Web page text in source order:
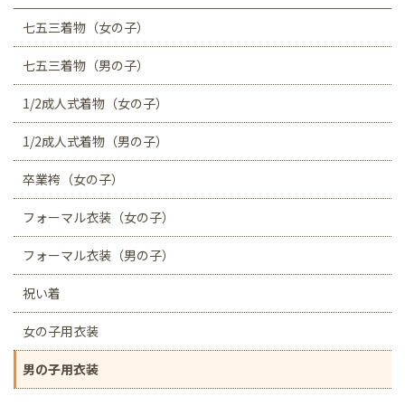
七五三着物（女の子）
七五三着物（男の子）
1/2成人式着物（女の子）
1/2成人式着物（男の子）
卒業袴（女の子）
フォーマル衣装（女の子）
フォーマル衣装（男の子）
祝い着
女の子用衣装
男の子用衣装